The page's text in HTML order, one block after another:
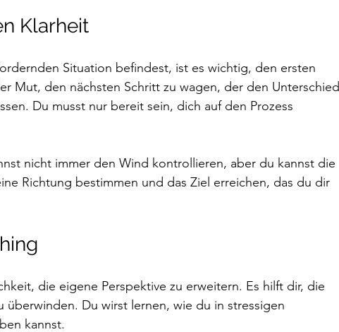
Klarheit
Situation befindest, ist es wichtig, den ersten
Mut, den nächsten Schritt zu wagen, der den Unterschied
Du musst nur bereit sein, dich auf den Prozess
nicht immer den Wind kontrollieren, aber du kannst die
Richtung bestimmen und das Ziel erreichen, das du dir
die eigene Perspektive zu erweitern. Es hilft dir, die
überwinden. Du wirst lernen, wie du in stressigen
kannst.